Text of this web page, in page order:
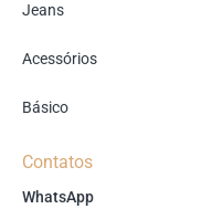
Jeans
Acessórios
Básico
Contatos
WhatsApp